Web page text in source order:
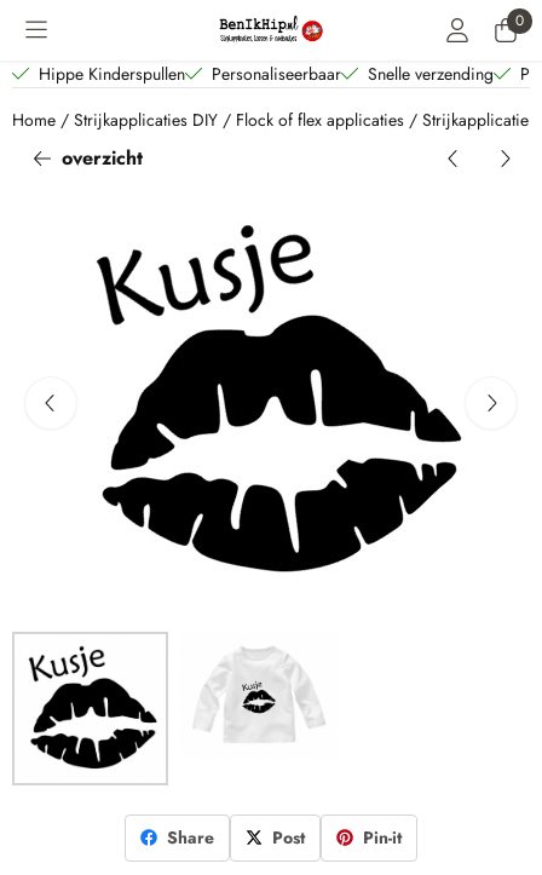
Cookievoorkeuren zijn beschikbaar. Kies instellingen of sta alle 0
Hippe Kinderspullen Personaliseerbaar Snelle verzending
Home / Strijkapplicaties DIY / Flock of flex applicaties / Strijkapplicatie
overzicht
Share Post Pin-it